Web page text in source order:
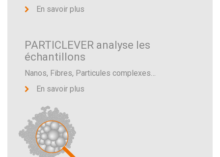
En savoir plus
PARTICLEVER analyse les
échantillons
Nanos, Fibres, Particules complexes…
En savoir plus